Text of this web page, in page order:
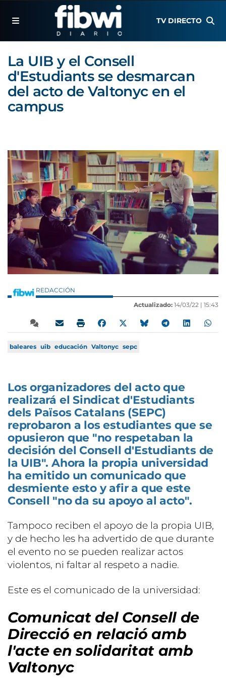
TV DIRECTO
La UIB y el Consell
d'Estudiants se desmarcan
del acto de Valtonyc en el
campus
REDACCIÓN
Actualizado: 14/03/22 | 15:43
baleares uib educación Valtonyc sepc
Los organizadores del acto que
realizará el Sindicat d'Estudiants
dels Països Catalans (SEPC)
reprobaron a los estudiantes que se
opusieron que "no respetaban la
decisión del Consell d'Estudiants de
la UIB". Ahora la propia universidad
ha emitido un comunicado que
desmiente esto y afir a que este
Consell "no da su apoyo al acto".
Tampoco reciben el apoyo de la propia UIB,
y de hecho les ha advertido de que durante
el evento no se pueden realizar actos
violentos, ni faltar al respeto a nadie.
Este es el comunicado de la universidad:
Comunicat del Consell de
Direcció en relació amb
l'acte en solidaritat amb
Valtonyc